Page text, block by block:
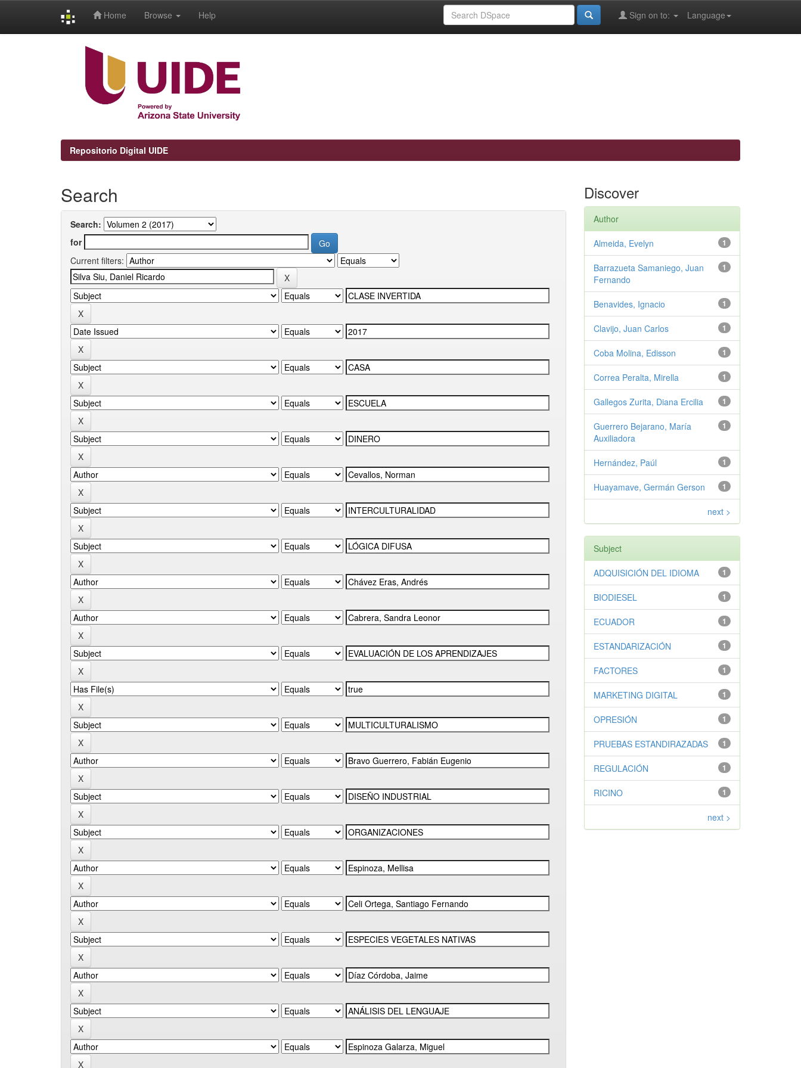
Home Browse Help Language
Sign on to:
Repositorio Digital UIDE
Search
Search:
for
Current filters:
Discover
Author
1
Almeida, Evelyn
1
Barrazueta Samaniego, Juan
Fernando
1
Benavides, Ignacio
1
Clavijo, Juan Carlos
1
Coba Molina, Edisson
1
Correa Peralta, Mirella
1
Gallegos Zurita, Diana Ercilia
1
Guerrero Bejarano, María
Auxiliadora
1
Hernández, Paúl
1
Huayamave, Germán Gerson
next >
Subject
1
ADQUISICIÓN DEL IDIOMA
1
BIODIESEL
1
ECUADOR
1
ESTANDARIZACIÓN
1
FACTORES
1
MARKETING DIGITAL
1
OPRESIÓN
1
PRUEBAS ESTANDIRAZADAS
1
REGULACIÓN
1
RICINO
next >